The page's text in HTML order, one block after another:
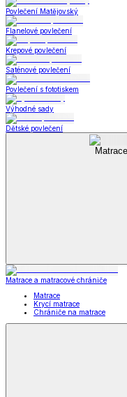
Povlečení Matějovský
Flanelové povlečení
Krepové povlečení
Saténové povlečení
Povlečení s fototiskem
Výhodné sady
Dětské povlečení
Matrace a matracové chrániče
Matrace
Krycí matrace
Chrániče na matrace